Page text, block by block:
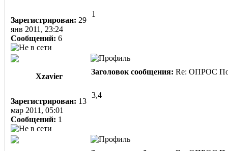
Зарегистрирован: 29
янв 2011, 23:24
Сообщений: 6
1
Xzavier
Заголовок сообщения: Re: ОПРОС
Зарегистрирован: 13
мар 2011, 05:01
Сообщений: 1
3,4